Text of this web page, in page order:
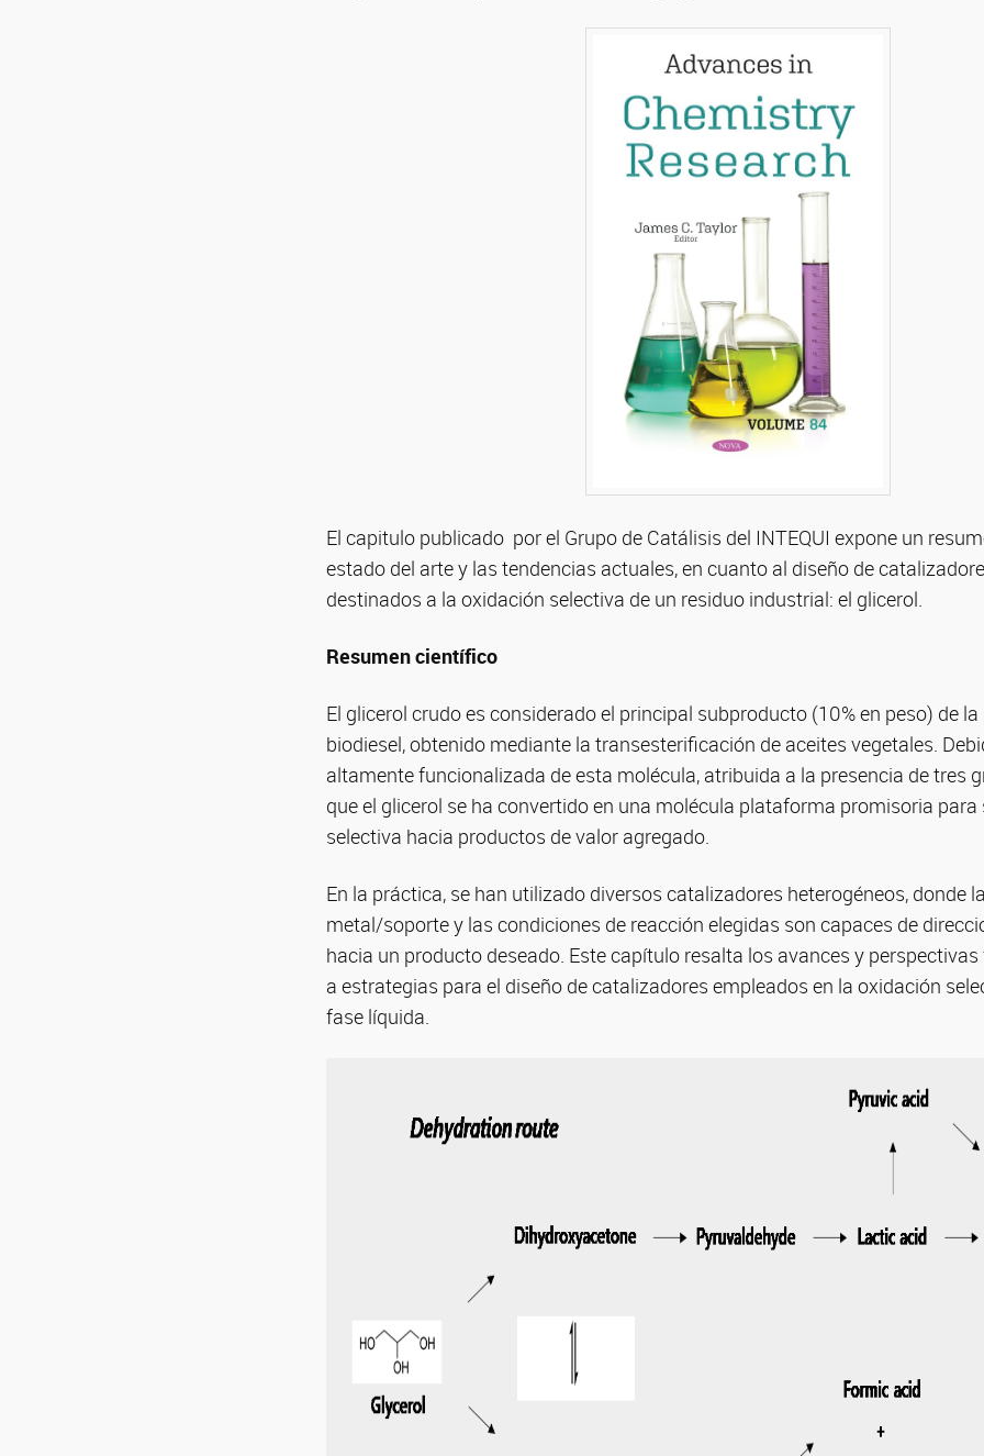
El capitulo publicado por el Grupo de Catálisis del INTEQUI expone un
estado del arte y las tendencias actuales, en cuanto al diseño de
destinados a la oxidación selectiva de un residuo industrial: el glicerol.
Resumen científico
El glicerol crudo es considerado el principal subproducto (10% en peso) de
biodiesel, obtenido mediante la transesterificación de aceites vegetales.
altamente funcionalizada de esta molécula, atribuida a la presencia de tres
que el glicerol se ha convertido en una molécula plataforma promisoria para
selectiva hacia productos de valor agregado.
En la práctica, se han utilizado diversos catalizadores heterogéneos, donde
metal/soporte y las condiciones de reacción elegidas son capaces de
hacia un producto deseado. Este capítulo resalta los avances y
a estrategias para el diseño de catalizadores empleados en la oxidación
fase líquida.